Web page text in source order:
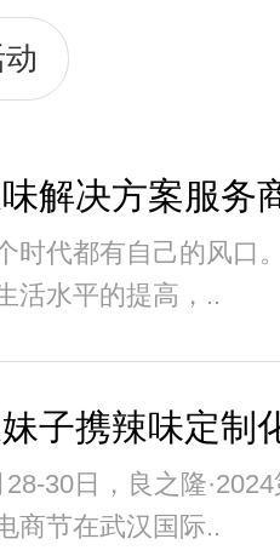
时代都有自己的风口
活水平的提高，..
28-30日，良之隆
商节在武汉国际..